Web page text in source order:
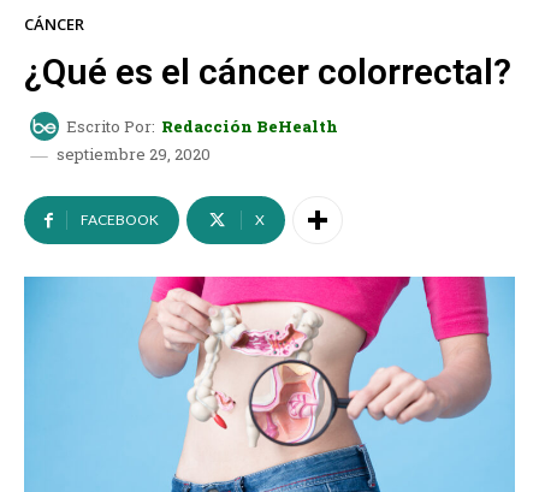
CÁNCER
¿Qué es el cáncer colorrectal?
Escrito Por: Redacción BeHealth
septiembre 29, 2020
FACEBOOK X